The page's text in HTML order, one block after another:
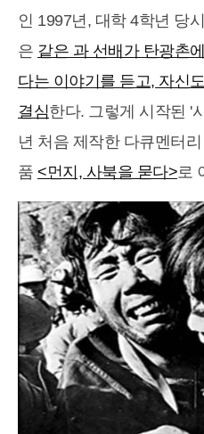
인 1997년, 대학 4학년 당
은 같은 과 선배가 탄광촌
다는 이야기를 듣고, 자신
결심한다. 그렇게 시작된 '
년 처음 제작한 다큐멘터
품 <먼지, 사북을 묻다>로